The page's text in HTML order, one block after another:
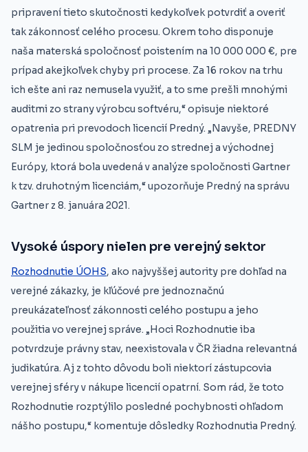
pripravení tieto skutočnosti kedykoľvek potvrdiť a overiť
tak zákonnosť celého procesu. Okrem toho disponuje
naša materská spoločnosť poistením na 10 000 000 €, pre
prípad akejkoľvek chyby pri procese. Za 16 rokov na trhu
ich ešte ani raz nemusela využiť, a to sme prešli mnohými
auditmi zo strany výrobcu softvéru,“ opisuje niektoré
opatrenia pri prevodoch licencií Predný. „Navyše, PREDNY
SLM je jedinou spoločnosťou zo strednej a východnej
Európy, ktorá bola uvedená v analýze spoločnosti Gartner
k tzv. druhotným licenciám,“ upozorňuje Predný na správu
Gartner z 8. januára 2021.
Vysoké úspory nielen pre verejný sektor
Rozhodnutie ÚOHS, ako najvyššej autority pre dohľad na
verejné zákazky, je kľúčové pre jednoznačnú
preukázateľnosť zákonnosti celého postupu a jeho
použitia vo verejnej správe. „Hoci Rozhodnutie iba
potvrdzuje právny stav, neexistovala v ČR žiadna relevantná
judikatúra. Aj z tohto dôvodu boli niektorí zástupcovia
verejnej sféry v nákupe licencií opatrní. Som rád, že toto
Rozhodnutie rozptýlilo posledné pochybnosti ohľadom
nášho postupu,“ komentuje dôsledky Rozhodnutia Predný.